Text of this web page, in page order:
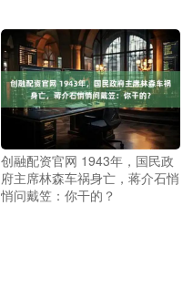
创融配资官网 1943年，国民政
府主席林森车祸身亡，蒋介石悄
悄问戴笠：你干的？